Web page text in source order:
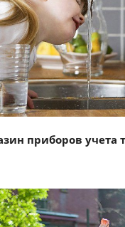
Смотреть проект
приборов учета